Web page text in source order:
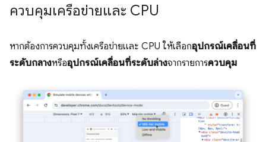
ควบคุมเครือข่ายและ CPU
หากต้องการควบคุมทั้งเครือข่ายและ CPU ให้เลือกอุปกรณ์เคลื่อนที่
ระดับกลางหรืออุปกรณ์เคลื่อนที่ระดับล่างจากรายการควบคุม